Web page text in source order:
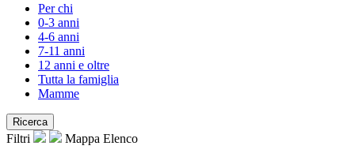
Per chi
0-3 anni
4-6 anni
7-11 anni
12 anni e oltre
Tutta la famiglia
Mamme
Ricerca
Filtri Mappa Elenco